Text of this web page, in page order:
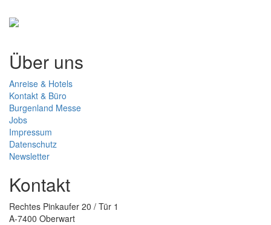
Über uns
Anreise & Hotels
Kontakt & Büro
Burgenland Messe
Jobs
Impressum
Datenschutz
Newsletter
Kontakt
Rechtes Pinkaufer 20 / Tür 1
A-7400 Oberwart